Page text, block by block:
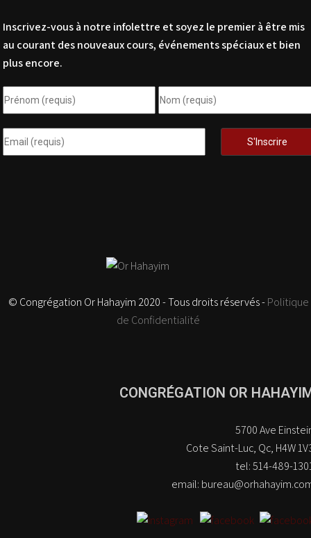
Inscrivez-vous à notre infolettre et soyez le premier à être mis
au courant des nouveaux cours, événements spéciaux et bien
plus encore.
© Congrégation Or Hahayim 2020 - Tous droits réservés -Politique
de Confidentialité
CONGRÉGATION OR
5700 Ave
Cote Saint-Luc, Qc, H4W
tel: 514-489-
email: